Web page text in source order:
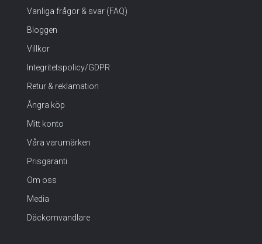
Vanliga frågor & svar (FAQ)
Bloggen
Villkor
Integritetspolicy/GDPR
Retur & reklamation
Ångra köp
Mitt konto
Våra varumärken
Prisgaranti
Om oss
Media
Däckomvandlare